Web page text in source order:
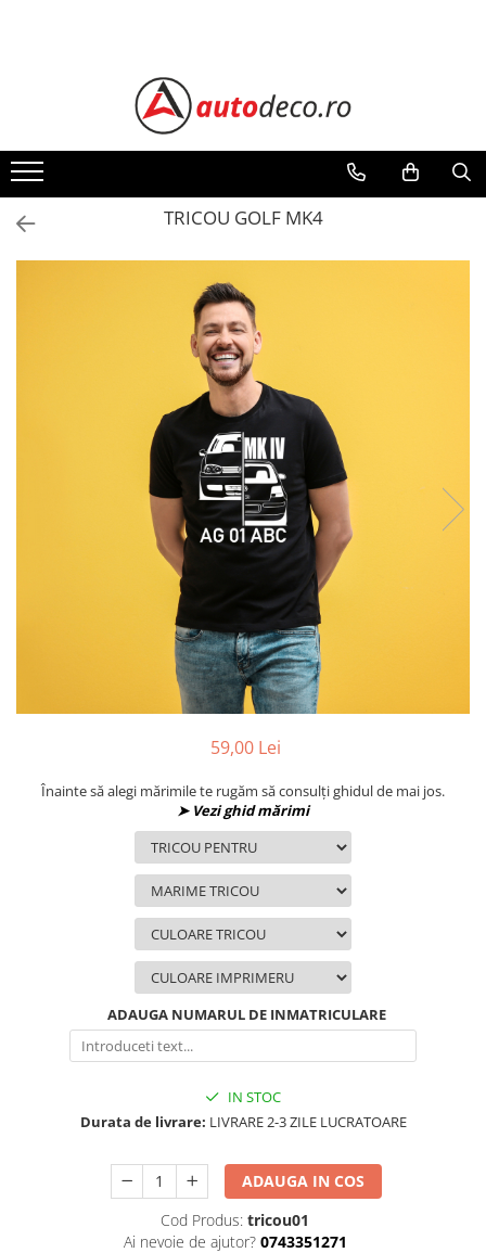
ALFA ROMEO
BMW
CHEVROLET
VOLVO
STICKERE PARBRIZ
STICKERE STALPI SI GEAM MIC
STICKERE CAMUFLAJ
STICKERE PENTRU FIRME
STICKERE CAMIOANE
MERCEDES CAMIOANE
VOLVO CAMIOANE
TRICOU GOLF MK4
59,00 Lei
Înainte să alegi mărimile te rugăm să consulți ghidul de mai jos.
➤ Vezi ghid mărimi
ADAUGA NUMARUL DE INMATRICULARE
IN STOC
Durata de livrare: LIVRARE 2-3 ZILE LUCRATOARE
ADAUGA IN COS
Cod Produs: tricou01
Ai nevoie de ajutor? 0743351271